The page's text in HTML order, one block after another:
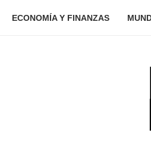
ECONOMÍA Y FINANZAS